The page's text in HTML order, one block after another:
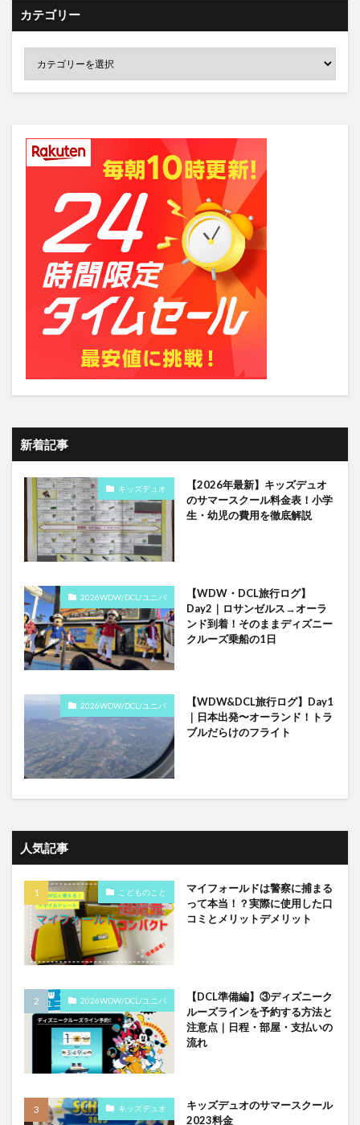
カテゴリー
新着記事
キッズデュオ
【2026年最新】キッズデュオ
のサマースクール料金表！小学
生・幼児の費用を徹底解説
2026WDW/DCL/ユニバ
【WDW・DCL旅行ログ】
Day2｜ロサンゼルス→オーラ
ンド到着！そのままディズニー
クルーズ乗船の1日
2026WDW/DCL/ユニバ
【WDW&DCL旅行ログ】Day1
｜日本出発〜オーランド！トラ
ブルだらけのフライト
人気記事
こどものこと
マイフォールドは警察に捕まる
って本当！？実際に使用した口
コミとメリットデメリット
2026WDW/DCL/ユニバ
【DCL準備編】③ディズニーク
ルーズラインを予約する方法と
注意点｜日程・部屋・支払いの
流れ
キッズデュオ
キッズデュオのサマースクール
2023料金